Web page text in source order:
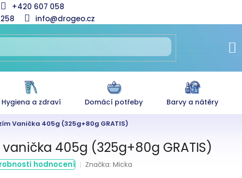
+420 607 058
258
info@drogeo.cz
Hygiena a zdraví Domácí potřeby Barvy a nátěry
Vanička 405g (325g+80g GRATIS)
405g (325g+80g GRATIS)
hodnocení Značka: Micka